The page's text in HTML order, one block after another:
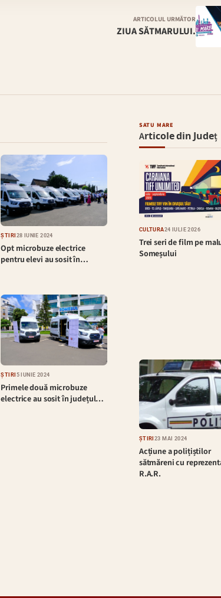
ARTICOLUL URMĂTOR
ZIUA SĂTMARULUI.
ȘTIRI 28 IUNIE 2024
Opt microbuze electrice
pentru elevi au sosit în…
ȘTIRI 5 IUNIE 2024
Primele două microbuze
electrice au sosit în județul…
SATU MARE
Articole din Județ
CULTURĂ24 IULIE 2026
Trei seri de film pe
Someșului
ȘTIRI 23 MAI 2024
Acțiune a polițiștilor
sătmăreni cu
R.A.R.